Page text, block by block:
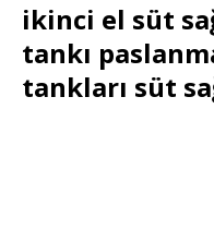
ikinci el süt
tankı
tankları süt